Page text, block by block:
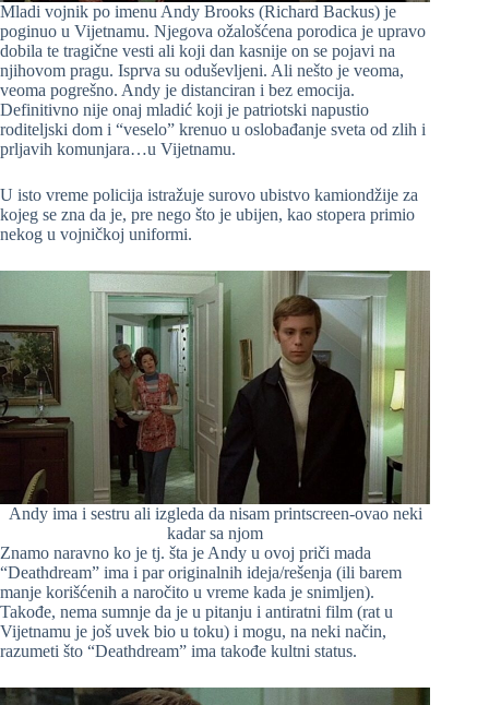
Mladi vojnik po imenu Andy Brooks (Richard Backus) je
poginuo u Vijetnamu. Njegova ožalošćena porodica je upravo
dobila te tragične vesti ali koji dan kasnije on se pojavi na
njihovom pragu. Isprva su oduševljeni. Ali nešto je veoma,
veoma pogrešno. Andy je distanciran i bez emocija.
Definitivno nije onaj mladić koji je patriotski napustio
roditeljski dom i “veselo” krenuo u oslobađanje sveta od zlih i
prljavih komunjara…u Vijetnamu.
U isto vreme policija istražuje surovo ubistvo kamiondžije za
kojeg se zna da je, pre nego što je ubijen, kao stopera primio
nekog u vojničkoj uniformi.
Andy ima i sestru ali izgleda da nisam printscreen-ovao neki
kadar sa njom
Znamo naravno ko je tj. šta je Andy u ovoj priči mada
“Deathdream” ima i par originalnih ideja/rešenja (ili barem
manje korišćenih a naročito u vreme kada je snimljen).
Takođe, nema sumnje da je u pitanju i antiratni film (rat u
Vijetnamu je još uvek bio u toku) i mogu, na neki način,
razumeti što “Deathdream” ima takođe kultni status.